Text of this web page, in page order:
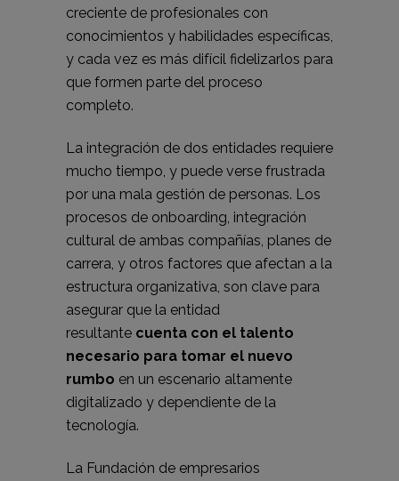
creciente de profesionales con
conocimientos y habilidades específicas,
y cada vez es más difícil fidelizarlos para
que formen parte del proceso
completo.
La integración de dos entidades requiere
mucho tiempo, y puede verse frustrada
por una mala gestión de personas. Los
procesos de onboarding, integración
cultural de ambas compañías, planes de
carrera, y otros factores que afectan a la
estructura organizativa, son clave para
asegurar que la entidad
resultante cuenta con el talento
necesario para tomar el nuevo
rumbo en un escenario altamente
digitalizado y dependiente de la
tecnología.
La Fundación de empresarios